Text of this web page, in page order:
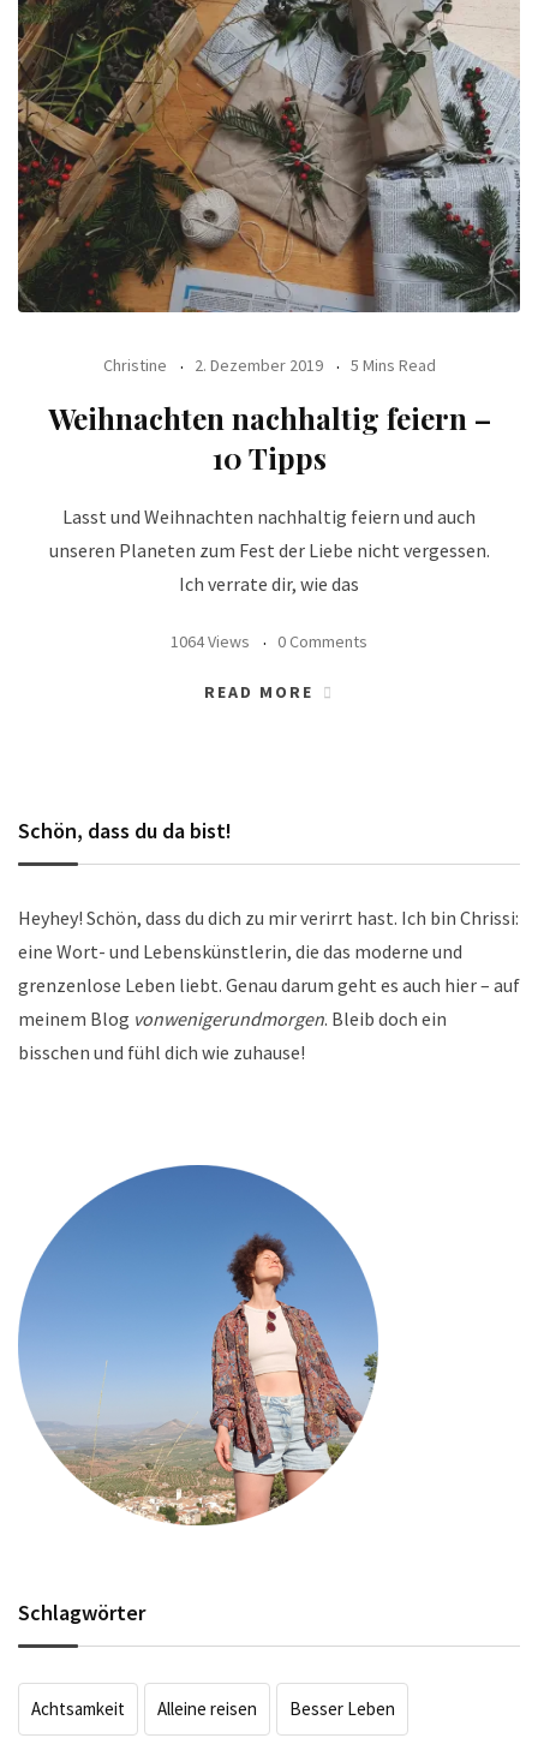
Christine 2. Dezember 2019 5 Mins Read
Weihnachten nachhaltig feiern –
10 Tipps
Lasst und Weihnachten nachhaltig feiern und auch
unseren Planeten zum Fest der Liebe nicht vergessen.
Ich verrate dir, wie das
1064 Views 0 Comments
READ MORE
Schön, dass du da bist!
Heyhey! Schön, dass du dich zu mir verirrt hast. Ich bin Chrissi:
eine Wort- und Lebenskünstlerin, die das moderne und
grenzenlose Leben liebt. Genau darum geht es auch hier – auf
meinem Blog vonwenigerundmorgen. Bleib doch ein
bisschen und fühl dich wie zuhause!
Schlagwörter
Achtsamkeit Alleine reisen Besser Leben